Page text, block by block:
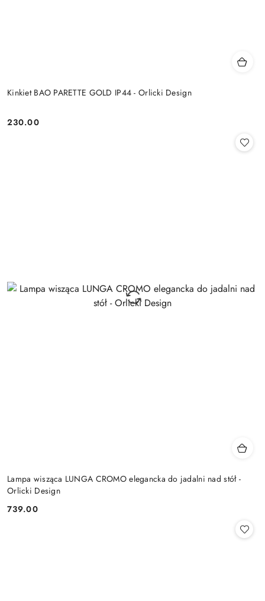
Kinkiet BAO PARETTE GOLD IP44 - Orlicki Design
Cena:
230.00
Lampa wisząca LUNGA CROMO elegancka do jadalni nad stół -
Orlicki Design
Cena:
739.00